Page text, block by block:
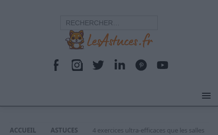
ACCUEIL ASTUCES
4 exercices ultra-efficaces que les salles